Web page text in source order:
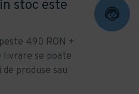
stoc este
490 RON +
livrare se poate
produse sau